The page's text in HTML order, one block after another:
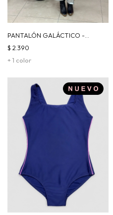
PANTALÓN GALÁCTICO -
PLATEADO
+ 1 color
$ 2.390